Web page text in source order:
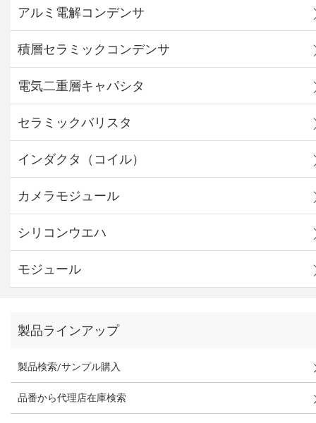
アルミ電解コンデンサ
積層セラミックコンデンサ
電気二重層キャパシタ
セラミックバリスタ
インダクタ（コイル）
カメラモジュール
シリコンウエハ
モジュール
製品ラインアップ
製品検索/サンプル購入
品番から代理店在庫検索